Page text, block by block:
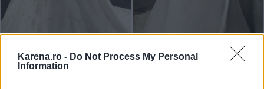
Karena.ro - Do Not Process My Personal
Information
Mireasa plinuta cu silueta Clepsidra